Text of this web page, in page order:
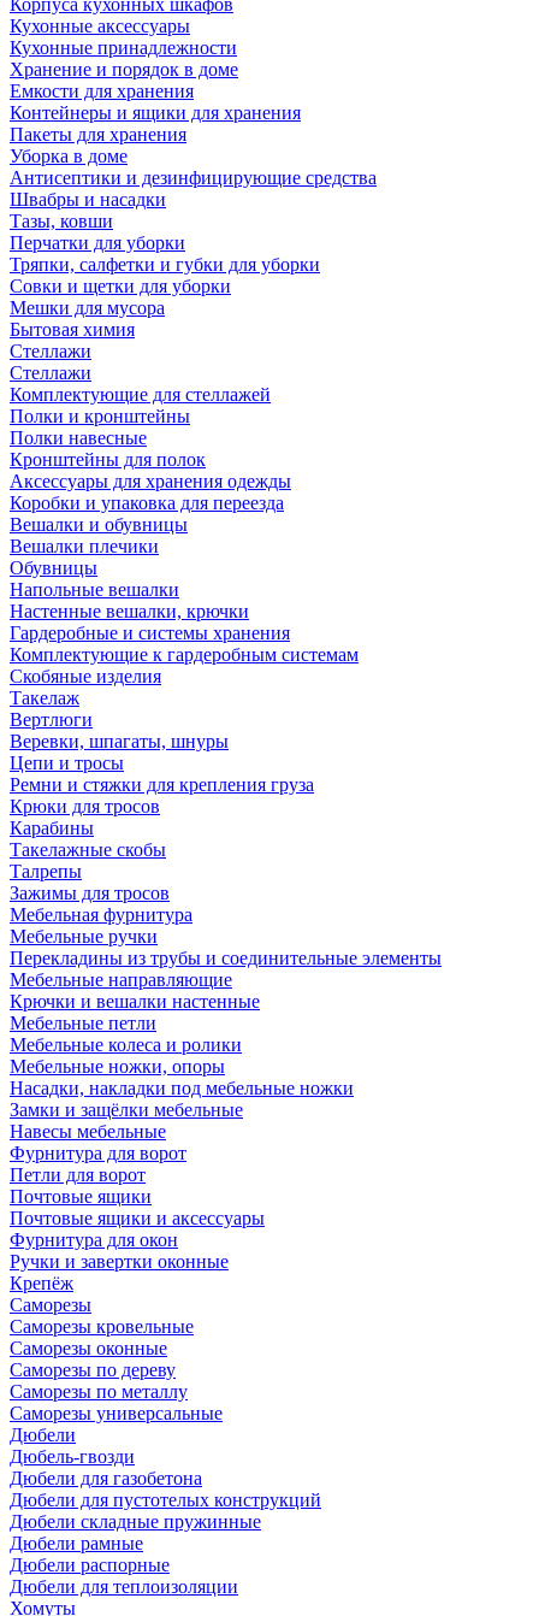
Корпуса кухонных шкафов
Кухонные аксессуары
Кухонные принадлежности
Хранение и порядок в доме
Емкости для хранения
Контейнеры и ящики для хранения
Пакеты для хранения
Уборка в доме
Антисептики и дезинфицирующие средства
Швабры и насадки
Тазы, ковши
Перчатки для уборки
Тряпки, салфетки и губки для уборки
Совки и щетки для уборки
Мешки для мусора
Бытовая химия
Стеллажи
Стеллажи
Комплектующие для стеллажей
Полки и кронштейны
Полки навесные
Кронштейны для полок
Аксессуары для хранения одежды
Коробки и упаковка для переезда
Вешалки и обувницы
Вешалки плечики
Обувницы
Напольные вешалки
Настенные вешалки, крючки
Гардеробные и системы хранения
Комплектующие к гардеробным системам
Скобяные изделия
Такелаж
Вертлюги
Веревки, шпагаты, шнуры
Цепи и тросы
Ремни и стяжки для крепления груза
Крюки для тросов
Карабины
Такелажные скобы
Талрепы
Зажимы для тросов
Мебельная фурнитура
Мебельные ручки
Перекладины из трубы и соединительные элементы
Мебельные направляющие
Крючки и вешалки настенные
Мебельные петли
Мебельные колеса и ролики
Мебельные ножки, опоры
Насадки, накладки под мебельные ножки
Замки и защёлки мебельные
Навесы мебельные
Фурнитура для ворот
Петли для ворот
Почтовые ящики
Почтовые ящики и аксессуары
Фурнитура для окон
Ручки и завертки оконные
Крепёж
Саморезы
Саморезы кровельные
Саморезы оконные
Саморезы по дереву
Саморезы по металлу
Саморезы универсальные
Дюбели
Дюбель-гвозди
Дюбели для газобетона
Дюбели для пустотелых конструкций
Дюбели складные пружинные
Дюбели рамные
Дюбели распорные
Дюбели для теплоизоляции
Хомуты